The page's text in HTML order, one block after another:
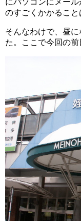
にパソコンにメー
のすごくかかること
そんなわけで、昼
た。ここで今回の前